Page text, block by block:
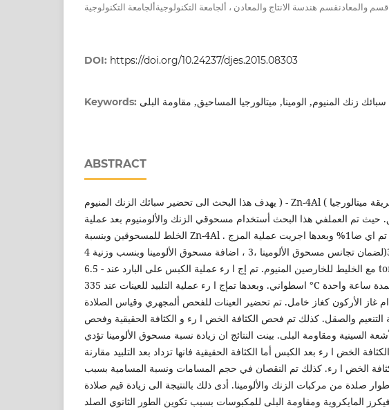
قسم والمعادنقسم هندسة الانتاج والمعادن ، ألجامعة التكنولوجيةألجامعة التكنولوجية
DOI: https://doi.org/10.24237/djes.2015.08303
Keywords: سبائك زنك المنيوم, الومينا, ميتالورجيا المساحيق, مقاومة البلى
ABSTRACT
يهدف هذا البحث الى تحضير سبائك الزنك المنيوم ) - Zn-4Al ( بطريقة ميتالورجيا
حيث تم العملفي هذا البحث أستخدام مسحوقي الزنك والألومنيوم بعد عملية
الخلط للمسحوقين وبنسبة Zn-4Al . وبعدها تم اي ضا1% وبعدها اجريت عملية المزج
لضمان تجانس مسحوق الألومينا ،3 ، اضافة مسحوق الألومينا وبنسب وزنية 4)3O2(Al
مع الخليط للخارصين المنيوم. تم إج ا رء عملية الكبس على البارد عند - 6.5 ton وبقالب
اسطواني. وبعدها تمإج ا رء عملية التلبيد للعينات عند 335 °C ولمدة ساعة واحدة
غاز الأركون كغاز خامل. تم تحضير العينات للفحص ألمجهري وقياس الصلادة
التنعيم والصقل. كذلك تم فحص الكثافة الخض ا رء و الكثافة الحقيقية وفحص
السينية ومقاومة البلى. بينت النتائج ان زيادة نسبة مسحوق الألومينا تؤدي
الخض ا رء بعد الكبس أما الكثافة الحقيقية فانها تزداد بعد التلبيد مقارنة
الخض ا رء. كذلك تم النقصان في حجم المسامات ونسبة المسامية بسبب
صلدة من مركبات الزنك والألومينا. أدى ذلك بالنتيجة الى زيادة قيم صلادة
فيكرز المايكروية ومقاومة البلى للمكبوسات بسبب تكوين الطور الثانوي الصلد )